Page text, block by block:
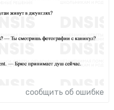
сообщить об ошибке